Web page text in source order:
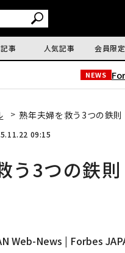
事 人気記事 会員限
NEWS
熟年夫婦を救う3つの鉄
09:15
う3つの鉄
Web-News | Forbes